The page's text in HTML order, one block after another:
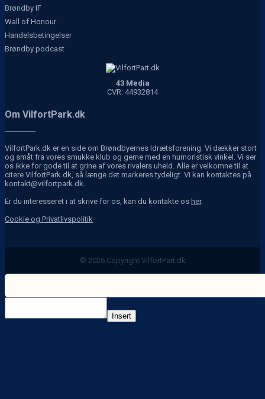
Brøndby IF
Wall of Honour
Handelsbetingelser
Brøndby podcast
43 Media
CVR: 44932814
Om VilfortPark.dk
VilfortPark.dk er en side om Brøndbyernes Idrætsforening. Vi dækker stort
og småt fra vores smukke klub og gerne med en humoristisk vinkel. Vi ser
os ikke for gode til at grine af vores rivalers uheld. Alle er velkomne til at
citere VilfortPark.dk, så længe det markeres tydeligt. Vi kan kontaktes på
kontakt@vilfortpark.dk.
Er du interesseret i at skrive for os, kan du kontakte os her.
Cookie og Privatlivspolitik
© 2026 Copyright VilfortPart.dk
Insert